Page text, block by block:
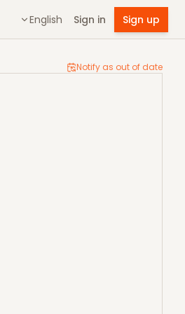
English Sign in Sign up
Notify as out of date